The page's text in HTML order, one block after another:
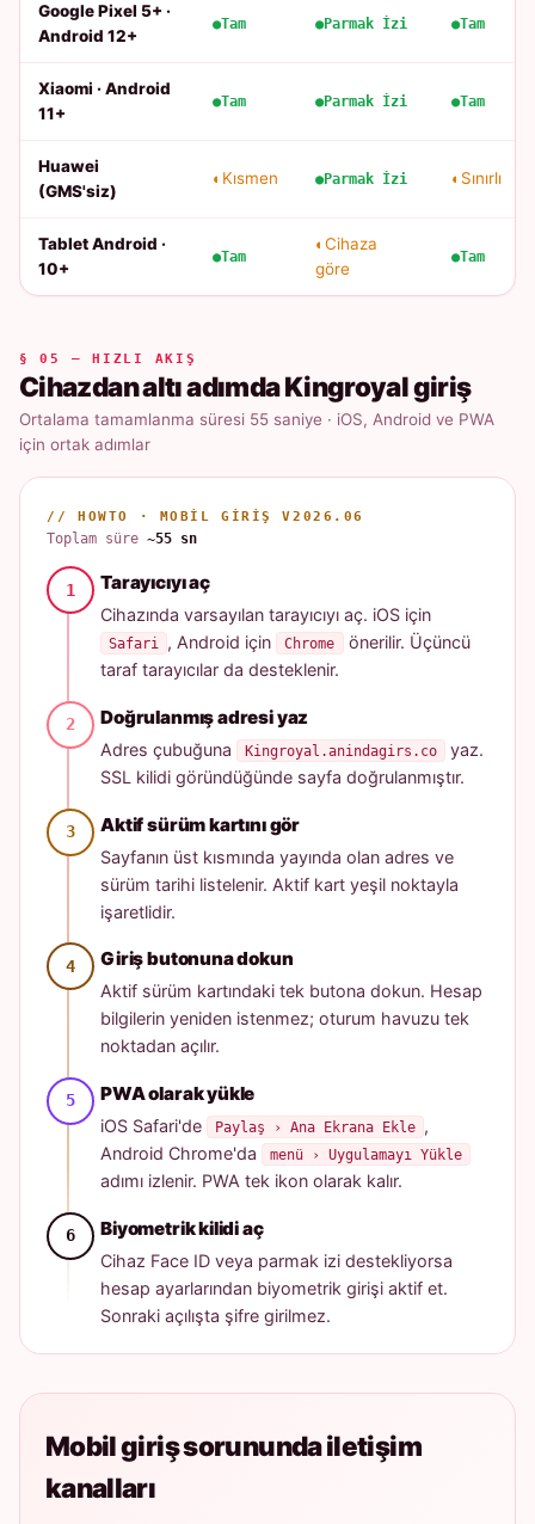
Google Pixel 5+ ·
Android 12+
Tam Parmak İzi Tam
Xiaomi · Android
11+
Tam Parmak İzi Tam
Huawei
(GMS'siz)
Kısmen Parmak İzi Sınırlı
Tablet Android ·
10+
Tam
Cihaza
göre
Tam
§ 05 — HIZLI AKIŞ
Cihazdan altı adımda Kingroyal giriş
Ortalama tamamlanma süresi 55 saniye · iOS, Android ve PWA
için ortak adımlar
// HOWTO · MOBIL GIRIŞ V2026.06
Toplam süre~55 sn
Tarayıcıyı aç
Cihazında varsayılan tarayıcıyı aç. iOS için
Safari , Android için Chrome
önerilir. Üçüncü
taraf tarayıcılar da desteklenir.
Doğrulanmış adresi yaz
Adres çubuğuna Kingroyal.anindagirs.co
yaz.
SSL kilidi göründüğünde sayfa doğrulanmıştır.
Aktif sürüm kartını gör
Sayfanın üst kısmında yayında olan adres ve
sürüm tarihi listelenir. Aktif kart yeşil noktayla
işaretlidir.
Giriş butonuna dokun
Aktif sürüm kartındaki tek butona dokun. Hesap
bilgilerin yeniden istenmez; oturum havuzu tek
noktadan açılır.
PWA olarak yükle
iOS Safari'de Paylaş › Ana Ekrana Ekle ,
Android Chrome'da
menü › Uygulamayı Yükle
adımı izlenir. PWA tek ikon olarak kalır.
Biyometrik kilidi aç
Cihaz Face ID veya parmak izi destekliyorsa
hesap ayarlarından biyometrik girişi aktif et.
Sonraki açılışta şifre girilmez.
Mobil giriş sorununda iletişim
kanalları